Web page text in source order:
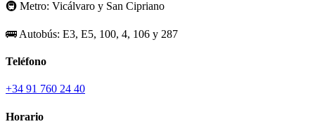
🚇 Metro: Vicálvaro y San Cipriano
🚌 Autobús: E3, E5, 100, 4, 106 y 287
Teléfono
+34 91 760 24 40
Horario